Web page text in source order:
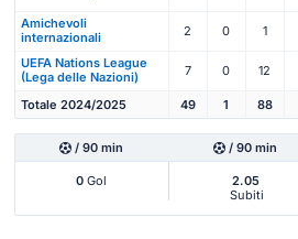
Amichevoli
internazionali
2 0 1
UEFA Nations League
(Lega delle Nazioni)
7 0 12
Totale 2024/2025 49 1 88
/ 90 min / 90 min
0 Gol
2.05
Subiti